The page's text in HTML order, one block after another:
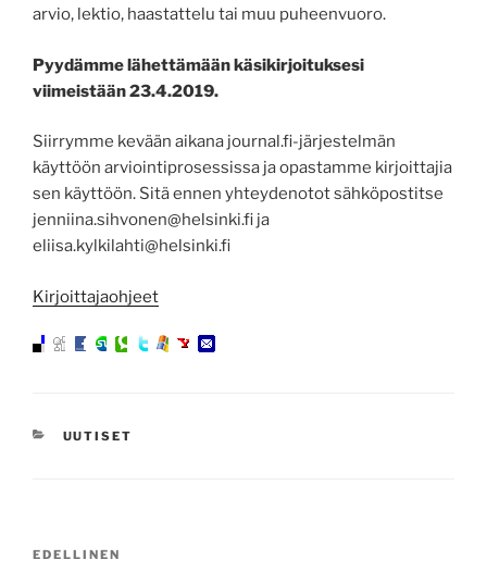
arvio, lektio, haastattelu tai muu puheenvuoro.
Pyydämme lähettämään käsikirjoituksesi
viimeistään 23.4.2019.
Siirrymme kevään aikana journal.fi-järjestelmän
käyttöön arviointiprosessissa ja opastamme kirjoittajia
sen käyttöön. Sitä ennen yhteydenotot sähköpostitse
jenniina.sihvonen@helsinki.fi ja
eliisa.kylkilahti@helsinki.fi
Kirjoittajaohjeet
KATEGORIAT
UUTISET
Edellinen
EDELLINEN